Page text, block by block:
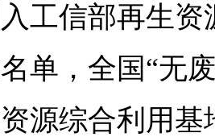
工信部再生
单，全国“无
源综合利用